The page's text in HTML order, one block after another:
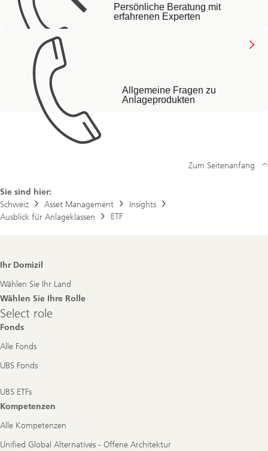
Persönliche Beratung mit
erfahrenen Experten
Allgemeine Fragen zu
Anlageprodukten
Sie sind hier:
Schweiz
Asset Management
Insights
Ausblick für Anlageklassen
ETF
Zum Seitenanfang
Footer
Ihr Domizil
Wählen Sie Ihr Land
Wählen Sie Ihre Rolle
Select
role
Select role
Fonds
Alle Fonds
UBS Fonds
UBS ETFs
Kompetenzen
Alle Kompetenzen
Unified Global Alternatives - Offene Architektur